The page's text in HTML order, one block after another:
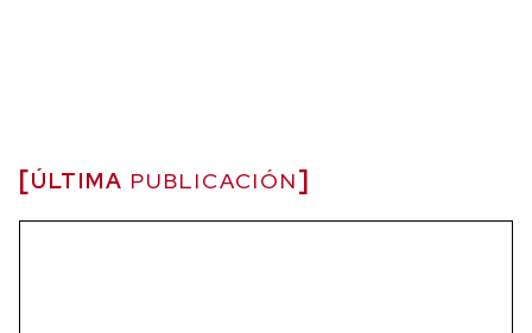
ÚLTIMA PUBLICACIÓN